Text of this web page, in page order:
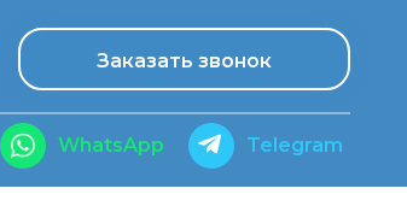
Заказать звонок
WhatsApp Telegram